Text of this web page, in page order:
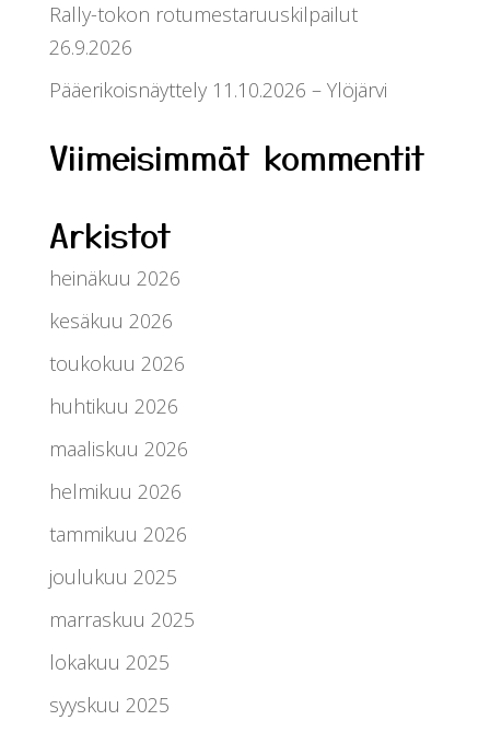
Rally-tokon rotumestaruuskilpailut
26.9.2026
Pääerikoisnäyttely 11.10.2026 – Ylöjärvi
Viimeisimmät kommentit
Arkistot
heinäkuu 2026
kesäkuu 2026
toukokuu 2026
huhtikuu 2026
maaliskuu 2026
helmikuu 2026
tammikuu 2026
joulukuu 2025
marraskuu 2025
lokakuu 2025
syyskuu 2025